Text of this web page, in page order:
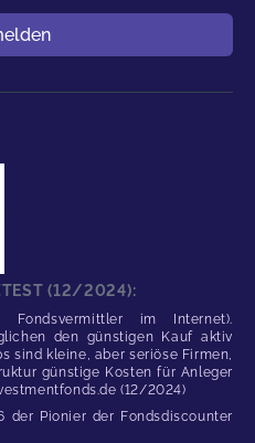
(12/2024):
Fondsvermittler im Internet).
den günstigen Kauf aktiv
sind kleine, aber seriöse Firmen,
günstige Kosten für Anleger
(12/2024)
der Pionier der Fondsdiscounter